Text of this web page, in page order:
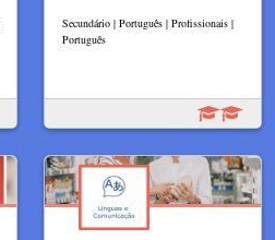
Secundário | Português | Profissionais |
Português